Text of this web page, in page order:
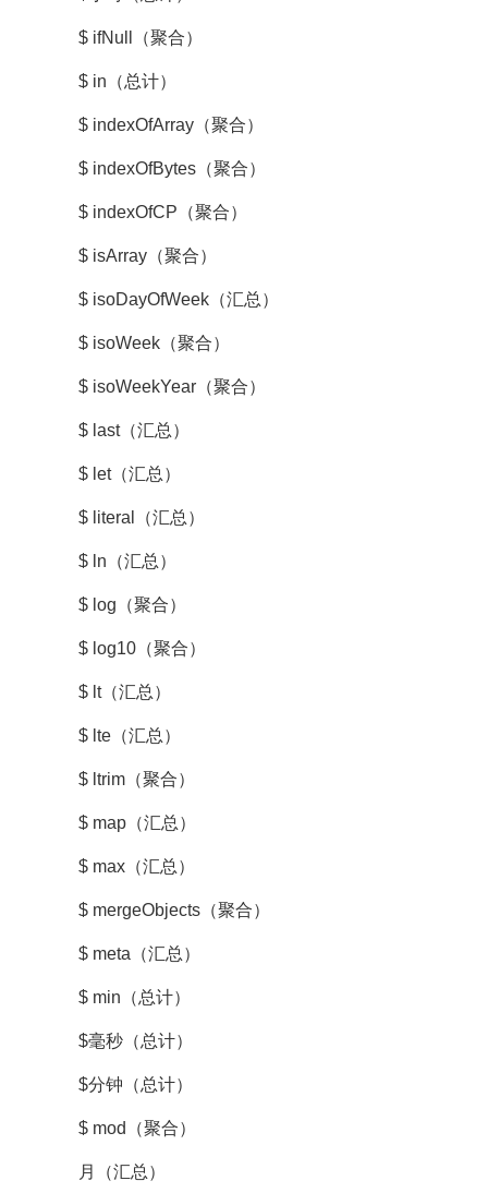
$ ifNull（聚合）
$ in（总计）
$ indexOfArray（聚合）
$ indexOfBytes（聚合）
$ indexOfCP（聚合）
$ isArray（聚合）
$ isoDayOfWeek（汇总）
$ isoWeek（聚合）
$ isoWeekYear（聚合）
$ last（汇总）
$ let（汇总）
$ literal（汇总）
$ ln（汇总）
$ log（聚合）
$ log10（聚合）
$ lt（汇总）
$ lte（汇总）
$ ltrim（聚合）
$ map（汇总）
$ max（汇总）
$ mergeObjects（聚合）
$ meta（汇总）
$ min（总计）
$毫秒（总计）
$分钟（总计）
$ mod（聚合）
月（汇总）